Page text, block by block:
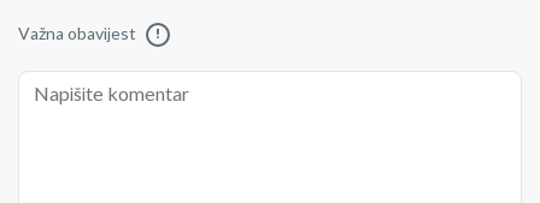
Važna obavijest !